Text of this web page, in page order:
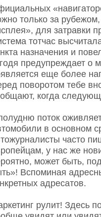
только за
для затравки
тотчас
назначения и
предупреждает о
еще более
поворотом тебе
когда
поток
в основном
часто
у нас же
может быть,
Вспоминая
адресатов.
рулит! Здесь